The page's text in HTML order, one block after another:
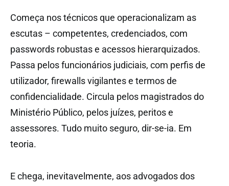
Começa nos técnicos que operacionalizam as
escutas – competentes, credenciados, com
passwords robustas e acessos hierarquizados.
Passa pelos funcionários judiciais, com perfis de
utilizador, firewalls vigilantes e termos de
confidencialidade. Circula pelos magistrados do
Ministério Público, pelos juízes, peritos e
assessores. Tudo muito seguro, dir-se-ia. Em
teoria.
E chega, inevitavelmente, aos advogados dos